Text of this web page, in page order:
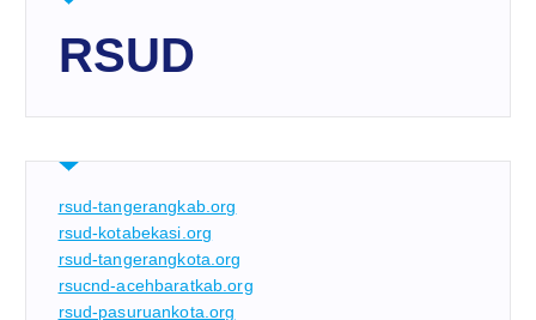
RSUD
rsud-tangerangkab.org
rsud-kotabekasi.org
rsud-tangerangkota.org
rsucnd-acehbaratkab.org
rsud-pasuruankota.org